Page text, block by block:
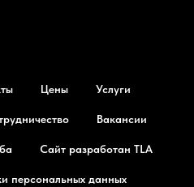
Цены Услуги
Вакансии
Сайт разработан TLA
персональных данных